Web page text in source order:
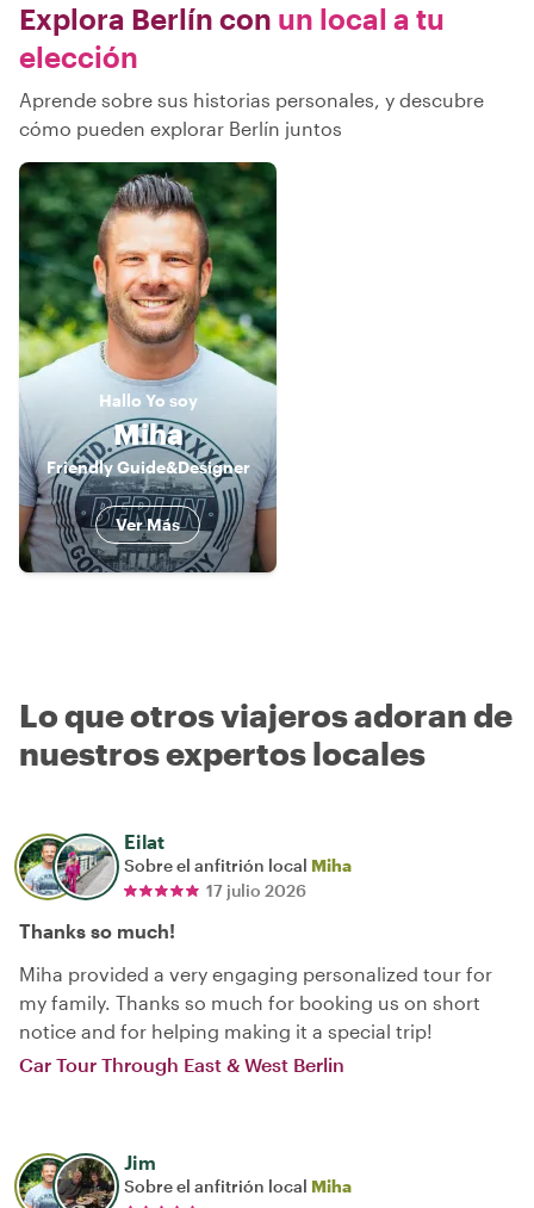
Explora Berlín con un local a tu
elección
Aprende sobre sus historias personales, y descubre
cómo pueden explorar Berlín juntos
Hallo Yo soy
Miha
Friendly Guide&Designer
Ver Más
Lo que otros viajeros adoran de
nuestros expertos locales
Eilat
Sobre el anfitrión local Miha
17 julio 2026
Thanks so much!
Miha provided a very engaging personalized tour for
my family. Thanks so much for booking us on short
notice and for helping making it a special trip!
Car Tour Through East & West Berlin
Jim
Sobre el anfitrión local Miha